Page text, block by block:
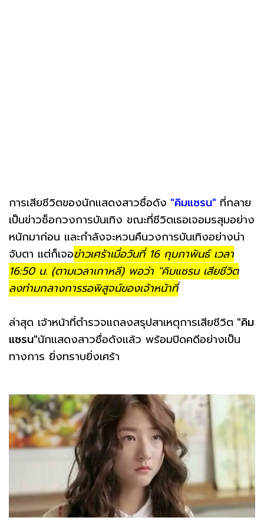
การเสียชีวิตของนักแสดงสาวชื่อดัง "คิมแซรน" ที่กลาย
เป็นข่าวช็อกวงการบันเทิง ขณะที่ชีวิตเธอเจอมรสุมอย่าง
หนักมาก่อน และกำลังจะหวนคืนวงการบันเทิงอย่างน่า
จับตา แต่ก็เจอข่าวเศร้าเมื่อวันที่ 16 กุมภาพันธ์ เวลา
16:50 น. (ตามเวลาเกาหลี) พอว่า "คิมแซรน เสียชีวิต
ลงท่ามกลางการรอพิสูจน์ของเจ้าหน้าที่
ล่าสุด เจ้าหน้าที่ตำรวจแถลงสรุปสาเหตุการเสียชีวิต "คิม
แซรน"นักแสดงสาวชื่อดังแล้ว พร้อมปิดคดีอย่างเป็น
ทางการ ยิ่งทราบยิ่งเศร้า